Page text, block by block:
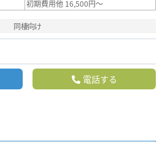
初期費用他 16,500円～
同棲向け
電話する